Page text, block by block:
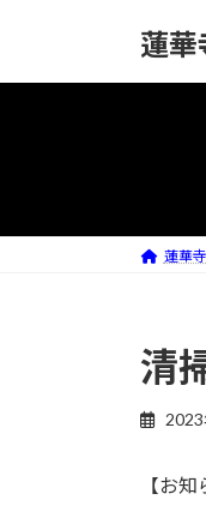
ッ
移
蓮華
蓮華寺
清
【お